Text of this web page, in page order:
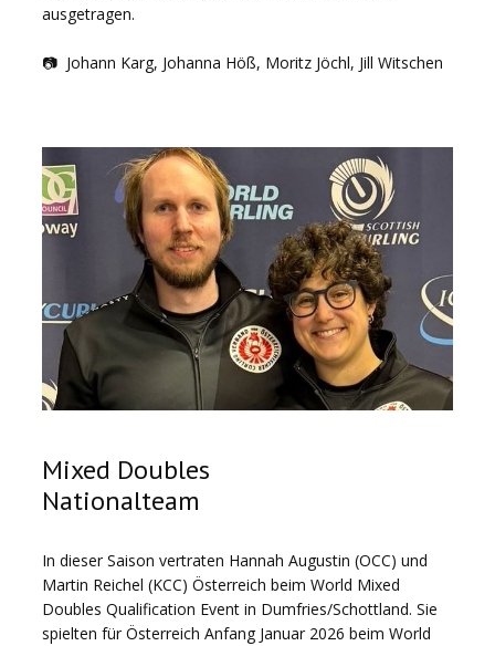
ausgetragen.
📷 Johann Karg, Johanna Höß, Moritz Jöchl, Jill Witschen
Mixed Doubles
Nationalteam
In dieser Saison vertraten Hannah Augustin (OCC) und
Martin Reichel (KCC) Österreich beim World Mixed
Doubles Qualification Event in Dumfries/Schottland. Sie
spielten für Österreich Anfang Januar 2026 beim World